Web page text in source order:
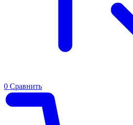
0 Сравнить